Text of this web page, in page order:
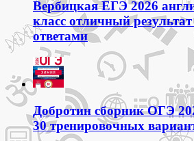
Вербицкая ЕГЭ 2026
класс отличный
ответами
Добротин сборник ОГЭ
30 тренировочных